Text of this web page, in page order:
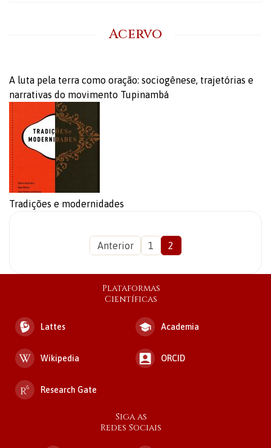
Acervo
A luta pela terra como oração: sociogênese, trajetórias e
narrativas do movimento Tupinambá
Tradições e modernidades
Anterior 1 2
Plataformas
Científicas
Lattes Academia
Wikipedia ORCID
Research Gate
Siga as
Redes Sociais